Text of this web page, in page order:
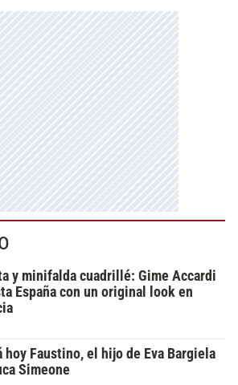
y minifalda cuadrillé: Gime Accardi
España con un original look en
hoy Faustino, el hijo de Eva Bargiela
Simeone